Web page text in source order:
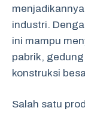
industri.
ini mampu
pabrik,
konstruksi
Salah satu